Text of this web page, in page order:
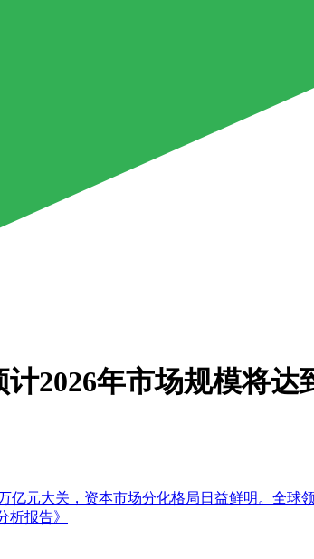
2026年市场规模将达
元大关，资本市场分化格局日益鲜明。全球
析报告》